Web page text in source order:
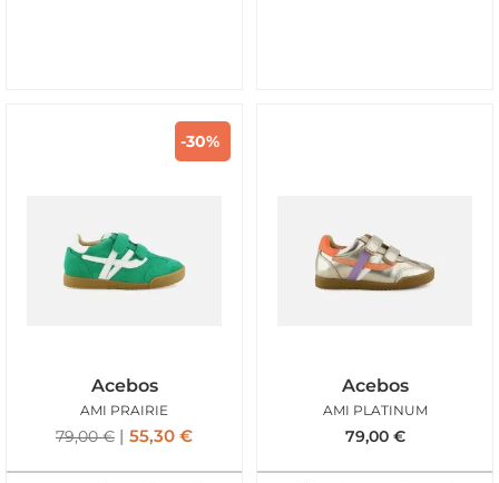
-30%
Acebos
AMI PRAIRIE
79,00€ 55,30 €
Acebos
AMI PLATINUM
79,00 €